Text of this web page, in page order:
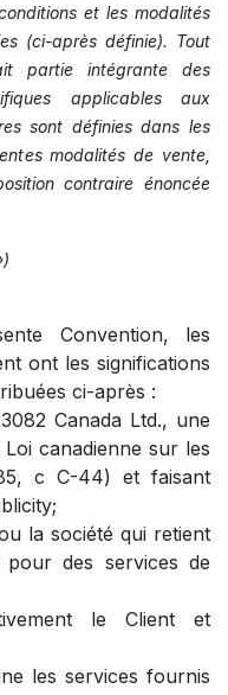
et les modalités
(ci-après définie). Tout
partie intégrante des
applicables aux
sont définies dans les
modalités de vente,
contraire énoncée
Convention, les
ont les significations
ci-après :
Canada Ltd., une
canadienne sur les
c C-44) et faisant
la société qui retient
pour des services de
le Client et
les services fournis